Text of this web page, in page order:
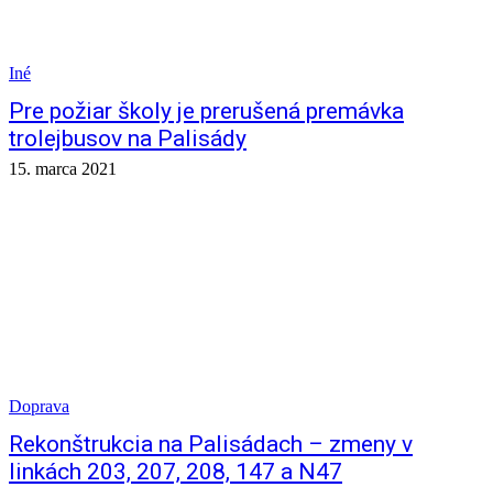
Iné
Pre požiar školy je prerušená premávka
trolejbusov na Palisády
15. marca 2021
Doprava
Rekonštrukcia na Palisádach – zmeny v
linkách 203, 207, 208, 147 a N47